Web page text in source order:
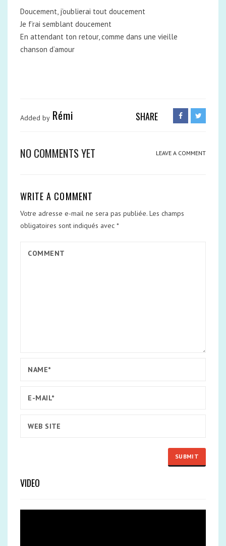
Doucement, j’oublierai tout doucement
Je f’rai semblant doucement
En attendant ton retour, comme dans une vieille
chanson d’amour
Added by Rémi SHARE
NO COMMENTS YET LEAVE A COMMENT
WRITE A COMMENT
Votre adresse e-mail ne sera pas publiée. Les champs
obligatoires sont indiqués avec *
VIDEO